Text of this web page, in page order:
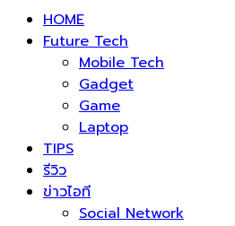
HOME
Future Tech
Mobile Tech
Gadget
Game
Laptop
TIPS
รีวิว
ข่าวไอที
Social Network